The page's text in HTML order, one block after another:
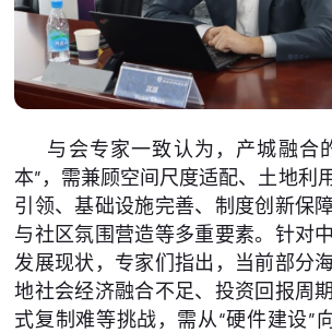
与会专家一致认为，产城融合
本”，需兼顾空间尺度适配、土地利
引领、基础设施完善、制度创新保
与社区氛围营造等多重要素。针对
发展现状，专家们指出，当前部分
地社会经济融合不足、投资回报周
式复制难等挑战，需从“硬件建设”